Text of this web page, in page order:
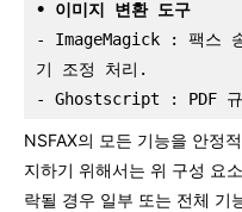
• 이미지 변환 도구
- ImageMagick : 팩스
기 조정 처리.
- Ghostscript : PDF 규
NSFAX의 모든 기능을 안정
지하기 위해서는 위 구성 요
락될 경우 일부 또는 전체 기